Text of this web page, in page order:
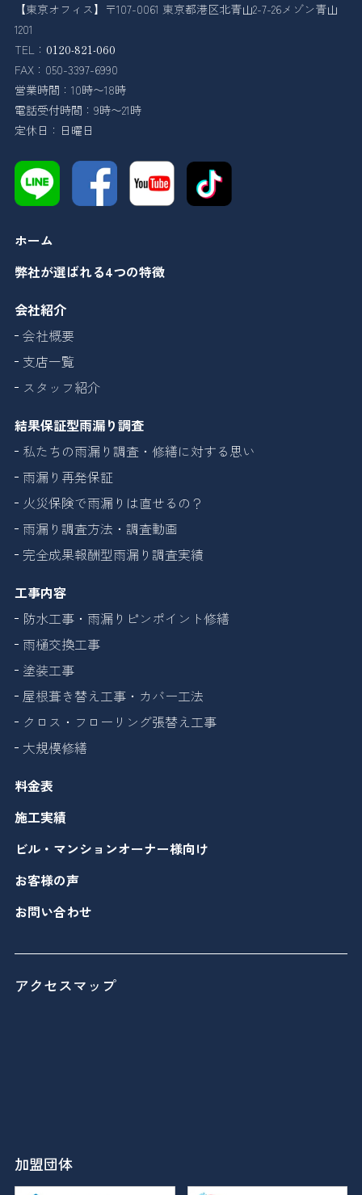
【東京オフィス】〒107-0061 東京都港区北青山2-7-26メゾン青山
1201
TEL： 0120-821-060
FAX：050-3397-6990
営業時間：10時〜18時
電話受付時間：9時〜21時
定休日：日曜日
ホーム
弊社が選ばれる4つの特徴
会社紹介
会社概要
支店一覧
スタッフ紹介
結果保証型雨漏り調査
私たちの雨漏り調査・修繕に対する思い
雨漏り再発保証
火災保険で雨漏りは直せるの？
雨漏り調査方法・調査動画
完全成果報酬型雨漏り調査実績
工事内容
防水工事・雨漏りピンポイント修繕
雨樋交換工事
塗装工事
屋根葺き替え工事・カバー工法
クロス・フローリング張替え工事
大規模修繕
料金表
施工実績
ビル・マンションオーナー様向け
お客様の声
お問い合わせ
アクセスマップ
加盟団体